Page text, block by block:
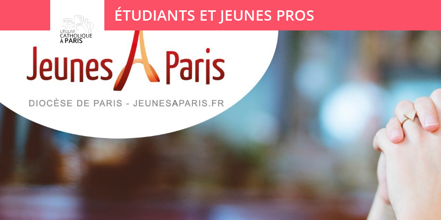
ÉTUDIANTS ET JEUNES PROS
Votre recherche
Panneau de gestion des cookies